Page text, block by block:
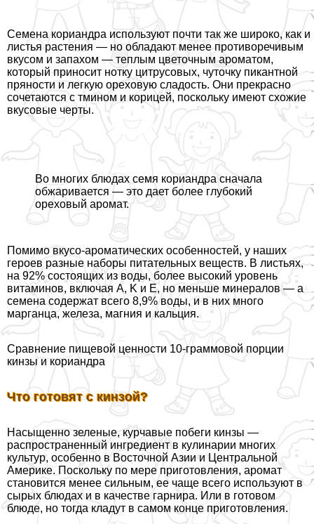
Семена кориандра используют почти так же широко, как и
листья растения — но обладают менее противоречивым
вкусом и запахом — теплым цветочным ароматом,
который приносит нотку цитрусовых, чуточку пикантной
пряности и легкую ореховую сладость. Они прекрасно
сочетаются с тмином и корицей, поскольку имеют схожие
вкусовые черты.
Во многих блюдах семя кориандра сначала
обжаривается — это дает более глубокий
ореховый аромат.
Помимо вкусо-ароматических особенностей, у наших
героев разные наборы питательных веществ. В листьях,
на 92% состоящих из воды, более высокий уровень
витаминов, включая A, K и E, но меньше минералов — а
семена содержат всего 8,9% воды, и в них много
марганца, железа, магния и кальция.
Сравнение пищевой ценности 10-граммовой порции
кинзы и кориандра
Что готовят с кинзой?
Насыщенно зеленые, курчавые побеги кинзы —
распространенный ингредиент в кулинарии многих
культур, особенно в Восточной Азии и Центральной
Америке. Поскольку по мере приготовления, аромат
становится менее сильным, ее чаще всего используют в
сырых блюдах и в качестве гарнира. Или в готовом
блюде, но тогда кладут в самом конце приготовления.